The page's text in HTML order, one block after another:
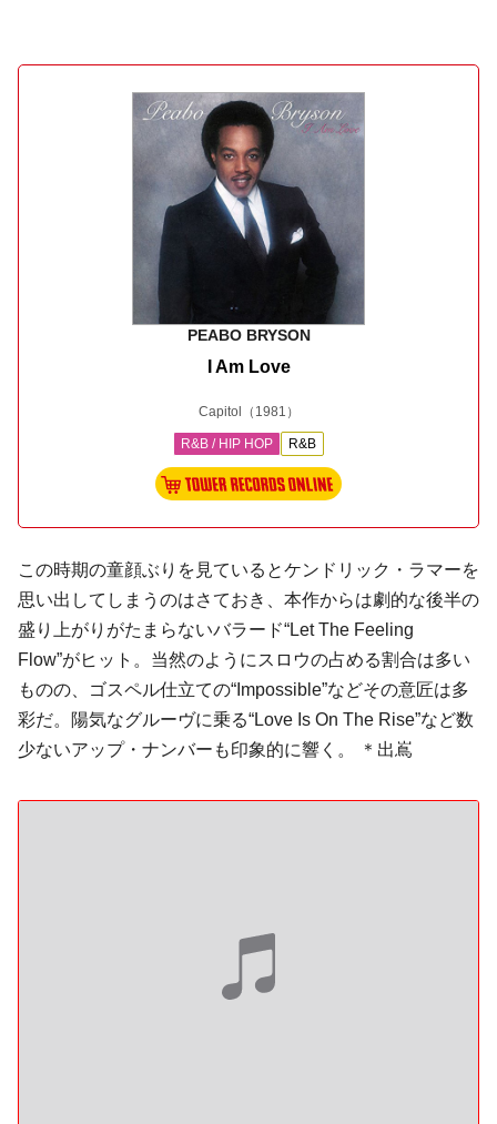
PEABO BRYSON
I Am Love
Capitol （1981）
R&B / HIP HOP R&B
この時期の童顔ぶりを見ているとケンドリック・ラマーを
思い出してしまうのはさておき、本作からは劇的な後半の
盛り上がりがたまらないバラード“Let The Feeling
Flow”がヒット。当然のようにスロウの占める割合は多い
ものの、ゴスペル仕立ての“Impossible”などその意匠は多
彩だ。陽気なグルーヴに乗る“Love Is On The Rise”など数
少ないアップ・ナンバーも印象的に響く。 ＊出嶌